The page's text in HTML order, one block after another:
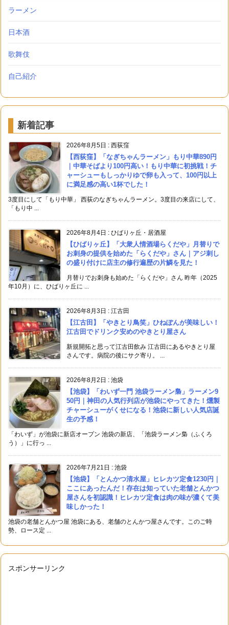
ラーメン
日本酒
歌舞伎
自己紹介
新着記事
2026年8月5日 : 西荻窪
【西荻窪】「なぎちゃんラーメン」もり中華890円
｜中華そばより100円高い！もり中華に初挑戦！チ
ャーシューもしっかりゆで卵も入って、100円以上
に満足感の高い1杯でした！
3度目にして「もり中華」 西荻のなぎちゃんラーメン。3度目の来店にして、
「もり中 ...
2026年8月4日 : ひばりヶ丘・居酒屋
【ひばりヶ丘】「大衆人情酒場らくだや」月替りで
お刺身の提供を始めた「らくだや」さん｜アジ刺し
の盛り付けに店主の修行遍歴の片鱗を見た！
月替りでお刺身も始めた「らくだや」さん 昨年（2025
年10月）に、ひばりヶ丘に ...
2026年8月3日 : 江古田
【江古田】「やきとり鳥笑」ひねぽんが美味しい！
江古田でドリンク安めのやきとり屋さん
新規開拓と思って江古田飲み 江古田にあるやきとり屋
さんです。病院の後にサク寄り。 ...
2026年8月2日 : 池袋
【池袋】「わいず一門 池袋ラーメン梟」ラーメン9
50円｜神田の人気行列店が池袋にやってきた！燻製
チャーシューがくせになる！池袋に新しい人気店誕
生の予感！
「わいず」が池袋に新店オープン 池袋の新店、「池袋ラーメン梟（ふくろ
う）」に行っ ...
2026年7月21日 : 池袋
【池袋】「とんかつ清水屋」ヒレカツ定食1230円｜
ここにあったんだ！存在は知っていた老舗とんかつ
屋さんを初認識！ヒレカツ定食は肉の味が濃くて美
味しかった！
池袋の老舗とんかつ屋 池袋にある、老舗のとんかつ屋さんです。このご時
勢、ロース定 ...
スポンサーリンク